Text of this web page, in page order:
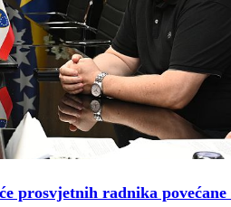
prosvjetnih radnika povećane